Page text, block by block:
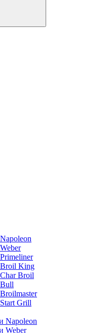
King
Broil
Grill
Napoleon
Weber